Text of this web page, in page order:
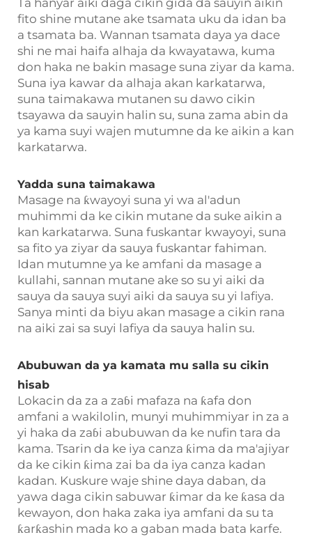
Ta hanyar aiki daga cikin gida da sauyin aikin
fito shine mutane ake tsamata uku da idan ba
a tsamata ba. Wannan tsamata daya ya dace
shi ne mai haifa alhaja da kwayatawa, kuma
don haka ne bakin masage suna ziyar da kama.
Suna iya kawar da alhaja akan karkatarwa,
suna taimakawa mutanen su dawo cikin
tsayawa da sauyin halin su, suna zama abin da
ya kama suyi wajen mutumne da ke aikin a kan
karkatarwa.
Yadda suna taimakawa
Masage na ƙwayoyi suna yi wa al'adun
muhimmi da ke cikin mutane da suke aikin a
kan karkatarwa. Suna fuskantar kwayoyi, suna
sa fito ya ziyar da sauya fuskantar fahiman.
Idan mutumne ya ke amfani da masage a
kullahi, sannan mutane ake so su yi aiki da
sauya da sauya suyi aiki da sauya su yi lafiya.
Sanya minti da biyu akan masage a cikin rana
na aiki zai sa suyi lafiya da sauya halin su.
Abubuwan da ya kamata mu salla su cikin
hisab
Lokacin da za a zaɓi mafaza na ƙafa don
amfani a wakilolin, munyi muhimmiyar in za a
yi haka da zaɓi abubuwan da ke nufin tara da
kama. Tsarin da ke iya canza ƙima da ma'ajiyar
da ke cikin ƙima zai ba da iya canza kadan
kadan. Kuskure waje shine daya daban, da
yawa daga cikin sabuwar ƙimar da ke ƙasa da
kewayon, don haka zaka iya amfani da su ta
ƙarƙashin mada ko a gaban mada bata karfe.